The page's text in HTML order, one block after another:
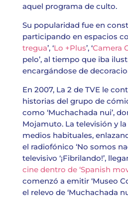
aquel programa de culto.
Su popularidad fue en
participando en espacios
tregua’, ‘Lo +Plus’, ‘Camera
pelo’, al tiempo que iba
encargándose de
En 2007, La 2 de TVE le
historias del grupo de
como ‘Muchachada nui’,
Mojamuto. La televisión y
medios habituales,
el radiofónico ‘No somos
televisivo ‘¡Fibrilando!’,
cine dentro de ‘Spanish
comenzó a emitir ‘Museo
el relevo de ‘Muchachada